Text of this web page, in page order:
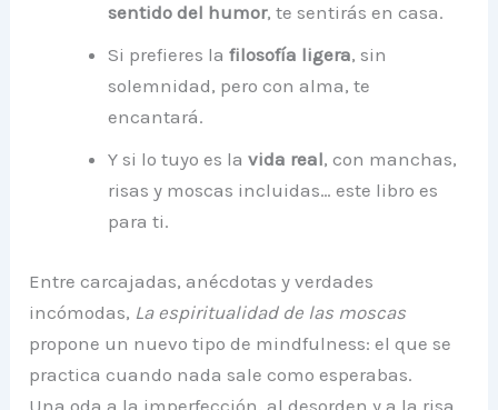
sentido del humor, te sentirás en casa.
Si prefieres lafilosofía ligera, sin
solemnidad, pero con alma, te
encantará.
Y si lo tuyo es lavida real, con manchas,
risas y moscas incluidas… este libro es
para ti.
Entre carcajadas, anécdotas y verdades
incómodas, La espiritualidad de las moscas
propone un nuevo tipo de mindfulness: el que se
practica cuando nada sale como esperabas.
Una oda a la imperfección, al desorden y a la risa